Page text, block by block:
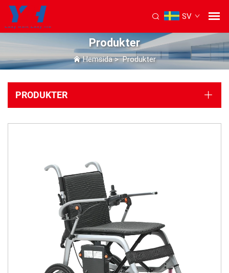
SV
Produkter
Hemsida>Produkter
PRODUKTER